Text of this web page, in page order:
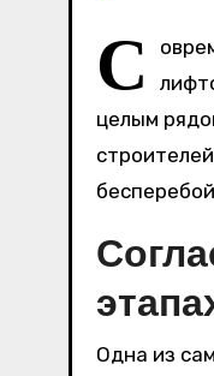
С
целым
Одна из